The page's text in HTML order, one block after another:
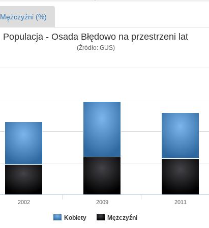
Mężczyźni (%)
Populacja - Osada Błędowo na przestrzeni lat
(Źródło: GUS)
Kobiety Mężczyźni
2002 2009 2011